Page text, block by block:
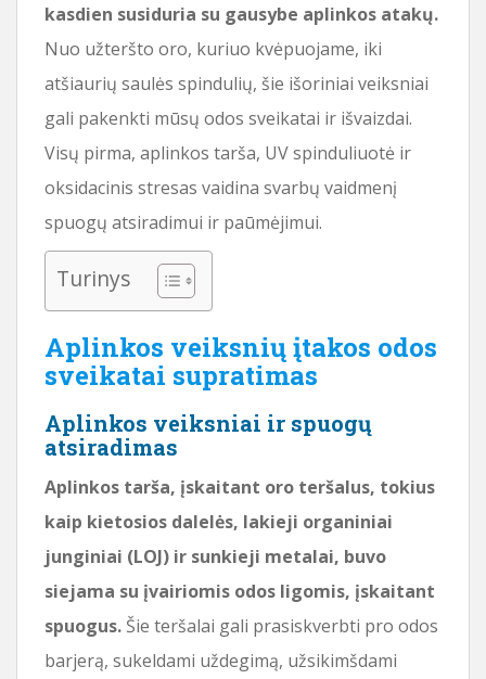
kasdien susiduria su gausybe aplinkos atakų.
Nuo užteršto oro, kuriuo kvėpuojame, iki
atšiaurių saulės spindulių, šie išoriniai veiksniai
gali pakenkti mūsų odos sveikatai ir išvaizdai.
Visų pirma, aplinkos tarša, UV spinduliuotė ir
oksidacinis stresas vaidina svarbų vaidmenį
spuogų atsiradimui ir paūmėjimui.
Turinys
Aplinkos veiksnių įtakos odos
sveikatai supratimas
Aplinkos veiksniai ir spuogų
atsiradimas
Aplinkos tarša, įskaitant oro teršalus, tokius
kaip kietosios dalelės, lakieji organiniai
junginiai (LOJ) ir sunkieji metalai, buvo
siejama su įvairiomis odos ligomis, įskaitant
spuogus. Šie teršalai gali prasiskverbti pro odos
barjerą, sukeldami uždegimą, užsikimšdami